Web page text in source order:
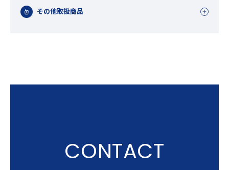
その他取扱商品